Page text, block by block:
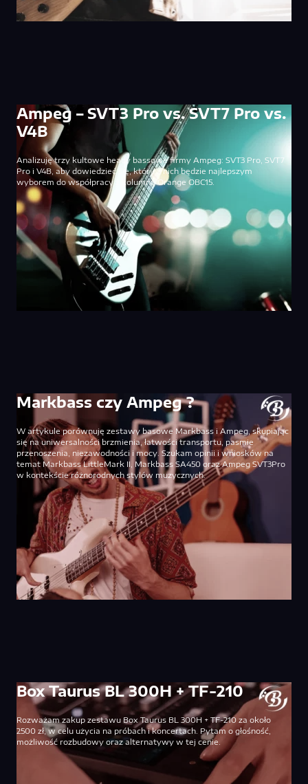
Ampeg – SVT3 Pro vs. SVT7 Pro vs.
V4B
Analizuję trzy kultowe heady bassowe firmy Ampeg: SVT3 Pro, SVT7
Pro i V4B, aby dowiedzieć się, który z nich będzie najlepszym
wyborem do współpracy z kolumną Orange OBC15.
Markbass czy Ampeg ?
W artykule porównuję zestawy basowe Markbass i Ampeg, skupiając
się na uniwersalności brzmienia, łatwości transportu, pasmie
przenoszenia, niezawodności i mocy. Szukam opinii i wniosków na
temat Markbass LittleMark II, Markbass SA450 oraz Ampeg SVT3Pro
w kontekście różnorodnych stylów muzycznych.
Box Taurus BL 300H + TF-210
Rozważam zakup zestawu Box Taurus BL 300H + TF-210 za około
2500 zł, w celu użycia na próbach i koncertach. Pytam o głośność,
możliwość rozbudowy oraz alternatywy w tej cenie.